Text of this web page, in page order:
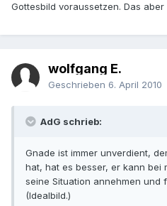
Gottesbild voraussetzen. Das
wolfgang E.
Geschrieben 6. April 2010
AdG schrieb:
Gnade ist immer unverdient,
hat, hat es besser, er kann bei
seine Situation annehmen und
(Idealbild.)